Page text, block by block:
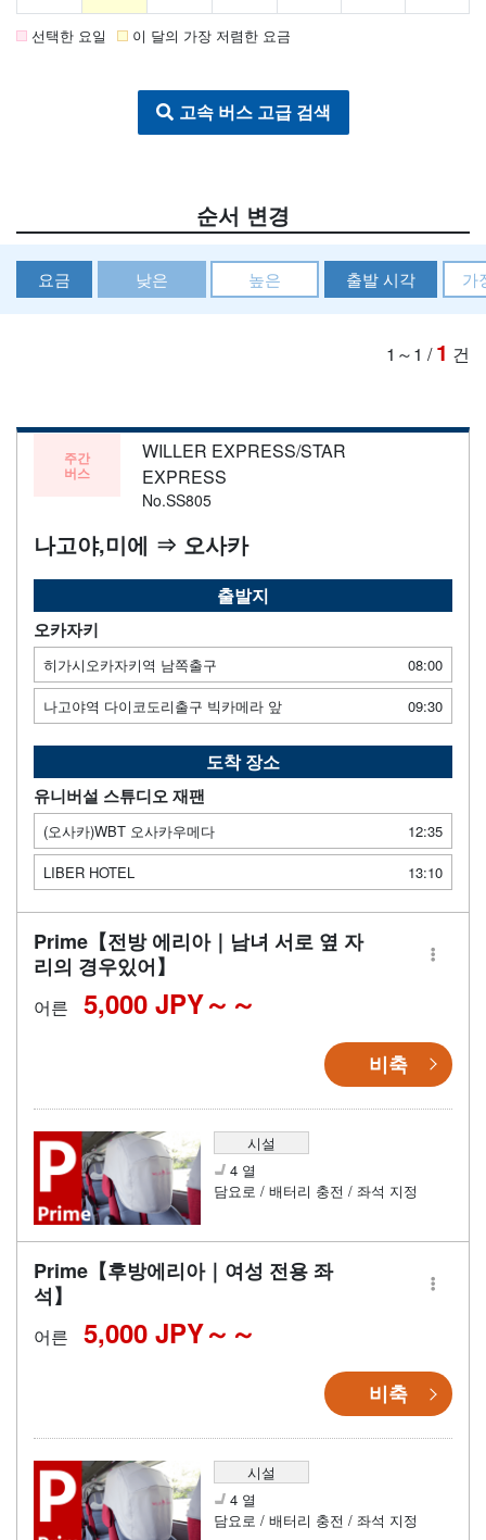
선택한 요일 이 달의 가장 저렴한 요금
고속 버스 고급 검색
순서 변경
요금 낮은 높은 출발 시각 가
1～1 /1 건
주간
버스
WILLER EXPRESS/STAR
EXPRESS
No.SS805
나고야,미에 ⇒ 오사카
출발지
오카자키
히가시오카자키역 남쪽출구
08:00
나고야역 다이코도리출구 빅카메라 앞
09:30
도착 장소
유니버설 스튜디오 재팬
(오사카)WBT 오사카우메다
12:35
LIBER HOTEL
13:10
Prime【전방 에리아｜남녀 서로 옆 자
리의 경우있어】
어른 5,000 JPY～
비축
시설
4 열
담요로 / 배터리 충전 / 좌석 지정
Prime【후방에리아｜여성 전용 좌
석】
어른 5,000 JPY～
비축
시설
4 열
담요로 / 배터리 충전 / 좌석 지정